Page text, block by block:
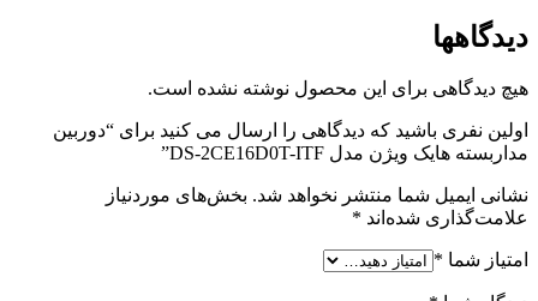
دیدگاهها
هیچ دیدگاهی برای این محصول نوشته نشده است.
اولین نفری باشید که دیدگاهی را ارسال می کنید برای “دوربین
مداربسته هایک ویژن مدل DS-2CE16D0T-ITF”
نشانی ایمیل شما منتشر نخواهد شد. بخش‌های موردنیاز
علامت‌گذاری شده‌اند *
امتیاز شما *